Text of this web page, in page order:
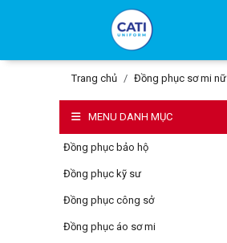
Trang chủ Đồng phục sơ mi nữ
MENU DANH MỤC
Đồng phục bảo hộ
Đồng phục kỹ sư
Đồng phục công sở
Đồng phục áo sơ mi